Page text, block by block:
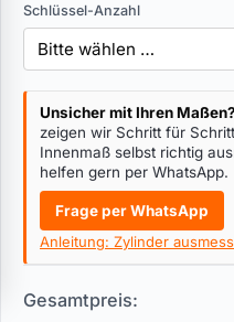
Schlüssel-Anzahl
Unsicher mit Ihren Maßen?
zeigen wir Schritt für
Innenmaß selbst richtig
helfen gern per WhatsApp.
Frage per WhatsApp
Anleitung: Zylinder
Gesamtpreis: